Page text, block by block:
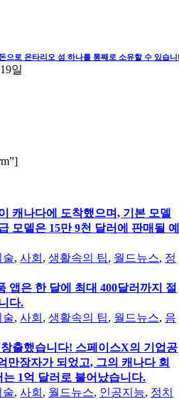
으로 온타리오 섬 하나를 통째로 소유할 수 있습니
일
캐나다에 도착했으며, 기본 모델
모델은 15만 9천 달러에 판매될
술,사회 ,생활속의 팁, 월드뉴스, 정
앱은 한 달에 최대 400달러까지 절
다.
술,사회 ,생활속의 팁, 월드뉴스, 음
출했습니다! 스페이스X의 기업공
만장자가 되었고, 그의 캐나다 회
1억 달러로 불어났습니다.
술,사회 , 월드뉴스, 인공지능, 정치